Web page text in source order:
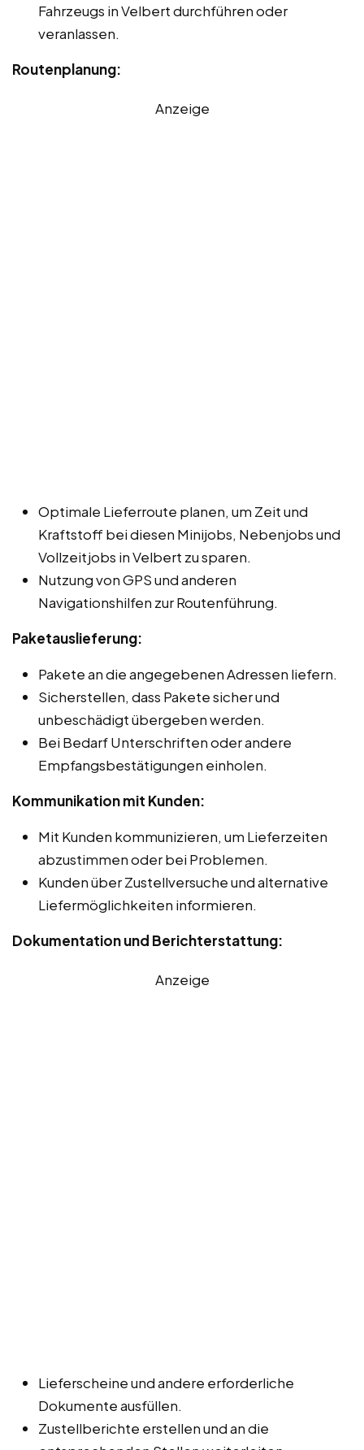
Fahrzeugs in Velbert durchführen oder
veranlassen.
Routenplanung:
Anzeige
Optimale Lieferroute planen, um Zeit und
Kraftstoff bei diesen Minijobs, Nebenjobs und
Vollzeitjobs in Velbert zu sparen.
Nutzung von GPS und anderen
Navigationshilfen zur Routenführung.
Paketauslieferung:
Pakete an die angegebenen Adressen liefern.
Sicherstellen, dass Pakete sicher und
unbeschädigt übergeben werden.
Bei Bedarf Unterschriften oder andere
Empfangsbestätigungen einholen.
Kommunikation mit Kunden:
Mit Kunden kommunizieren, um Lieferzeiten
abzustimmen oder bei Problemen.
Kunden über Zustellversuche und alternative
Liefermöglichkeiten informieren.
Dokumentation und Berichterstattung:
Anzeige
Lieferscheine und andere erforderliche
Dokumente ausfüllen.
Zustellberichte erstellen und an die